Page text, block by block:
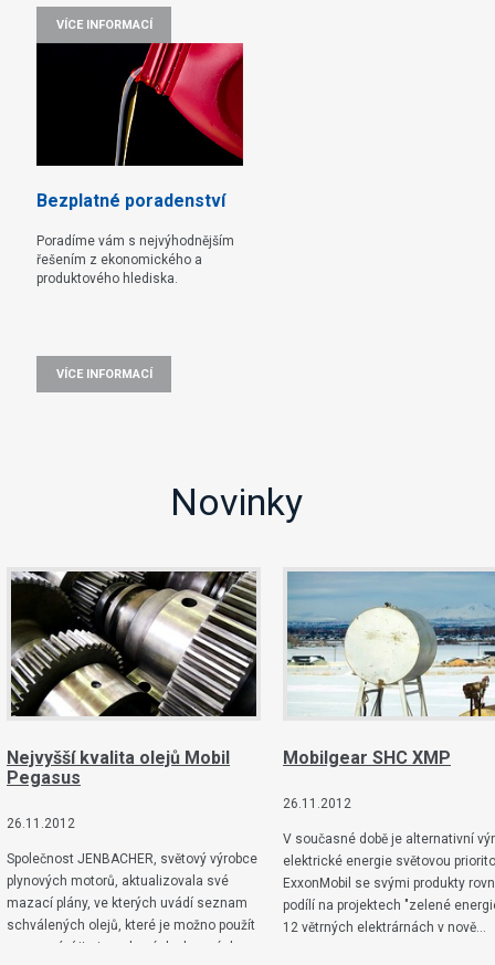
VÍCE INFORMACÍ
Bezplatné poradenství
Poradíme vám s nejvýhodnějším
řešením z ekonomického a
produktového hlediska.
VÍCE INFORMACÍ
Novinky
Nejvyšší kvalita olejů Mobil
Pegasus
26.11.2012
Společnost JENBACHER, světový výrobce
plynových motorů, aktualizovala své
mazací plány, ve kterých uvádí seznam
schválených olejů, které je možno použít
pro mazání jimi vyrobených plynových
Mobilgear SHC XMP
26.11.2012
V současné době je alternativní
elektrické energie světovou
ExxonMobil se svými produkty
podílí na projektech "zelené
12 větrných elektrárnách v nově…